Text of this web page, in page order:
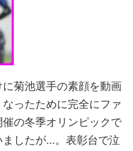
菊池選手の素顔を動画
ったために完全にファ
の冬季オリンピックで
したが...。表彰台で泣